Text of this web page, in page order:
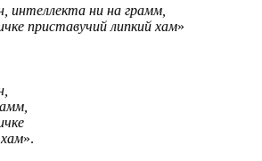
интеллекта ни на грамм,
приставучий липкий хам»
».